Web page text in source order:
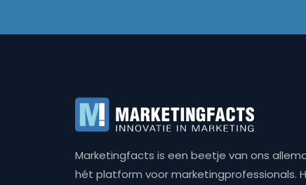
Marketingfacts is een beetje van ons
hét platform voor marketingprofessionals.